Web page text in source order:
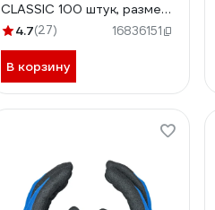
CLASSIC 100 штук, размер
XS CT0000000689
4.7(27) 16836151
В корзину